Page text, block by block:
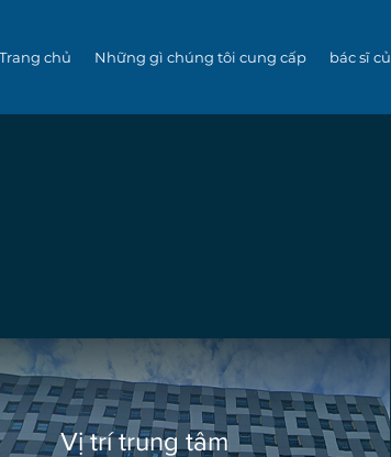
Trang chủ Những gì chúng tôi cung cấp bác sĩ
Vị trí trung tâm